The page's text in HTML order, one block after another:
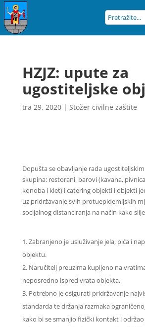
HZJZ: upute za
ugostiteljske
tra 29, 2020| Stožer civilne zaštite
Dopušta se obavljanje rada
skupina: restorani, barovi (kavana,
konoba i klet) i catering objekti i objekti
uz pridržavanje svih protuepidemijskih
socijalnog distanciranja na način kako
Zabranjeno je usluživanje jela, pića i
objektu.
Naručitelj preuzima kupljeno na
neposredno ispred vrata objekta.
Potrebno je osigurati pridržavanje
standarda te držanja razmaka
kako bi se smanjio fizički kontakt i